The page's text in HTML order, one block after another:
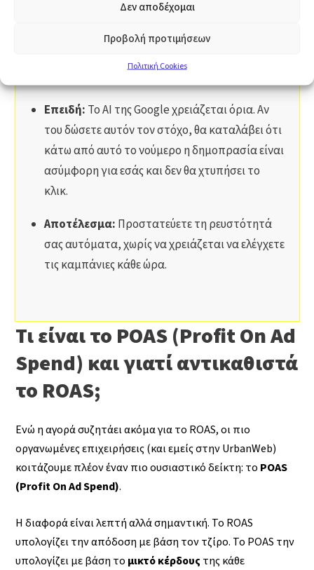
Δεν αποδέχομαι
Προβολή προτιμήσεων
Πολιτική Cookies
Κάντε το εξής:Μην ζητάτε από το Agency
"όσο περισσότερο γίνεται". Ζητήστε
Επειδή: Το AI της Google χρειάζεται όρια. Αν
του δώσετε αυτόν τον στόχο, θα καταλάβει ότι
κάτω από αυτό το νούμερο η δημοπρασία είναι
ασύμφορη για εσάς και δεν θα χτυπήσει το
κλικ.
Αποτέλεσμα: Προστατεύετε τη ρευστότητά
σας αυτόματα, χωρίς να χρειάζεται να ελέγχετε
τις καμπάνιες κάθε ώρα.
Τι είναι το POAS (Profit On Ad
Spend) και γιατί αντικαθιστά
το ROAS;
Ενώ η αγορά συζητάει ακόμα για το ROAS, οι πιο
οργανωμένες επιχειρήσεις (και εμείς στην UrbanWeb)
κοιτάζουμε πλέον έναν πιο ουσιαστικό δείκτη: το POAS
(Profit On Ad Spend).
Η διαφορά είναι λεπτή αλλά σημαντική. Το ROAS
υπολογίζει την απόδοση με βάση τον τζίρο. Το POAS την
υπολογίζει με βάση το μικτό κέρδους της κάθε